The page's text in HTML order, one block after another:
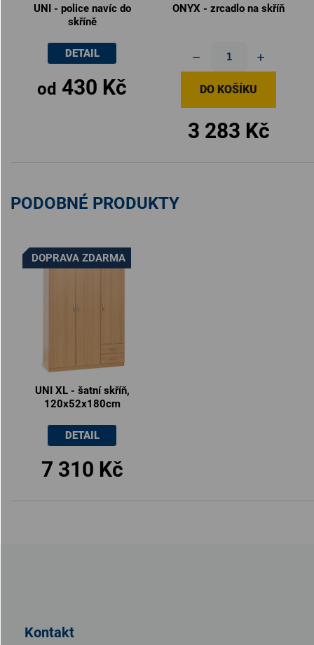
UNI - police navíc do
skříně
od 430 Kč
DETAIL
ONYX - zrcadlo na skříň
3 283 Kč
DO KOŠÍKU
PODOBNÉ PRODUKTY
DOPRAVA ZDARMA
UNI XL - šatní skříň,
120x52x180cm
7 310 Kč
DETAIL
Kontakt